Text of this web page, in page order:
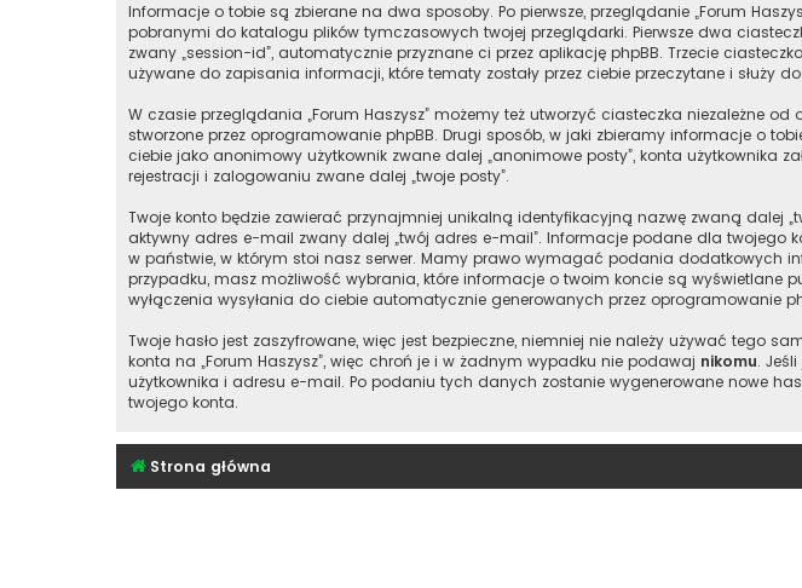
Informacje o tobie są zbierane na dwa sposoby. Po pierwsze, przeglądanie „Forum
pobranymi do katalogu plików tymczasowych twojej przeglądarki. Pierwsze dwa
zwany „session-id”, automatycznie przyznane ci przez aplikację phpBB. Trzecie
używane do zapisania informacji, które tematy zostały przez ciebie przeczytane i służy
W czasie przeglądania „Forum Haszysz” możemy też utworzyć ciasteczka niezależne
stworzone przez oprogramowanie phpBB. Drugi sposób, w jaki zbieramy informacje o
ciebie jako anonimowy użytkownik zwane dalej „anonimowe posty”, konta użytkownika
rejestracji i zalogowaniu zwane dalej „twoje posty”.
Twoje konto będzie zawierać przynajmniej unikalną identyfikacyjną nazwę zwaną dalej
aktywny adres e-mail zwany dalej „twój adres e-mail”. Informacje podane dla twojego
w państwie, w którym stoi nasz serwer. Mamy prawo wymagać podania dodatkowych
przypadku, masz możliwość wybrania, które informacje o twoim koncie są wyświetlane
wyłączenia wysyłania do ciebie automatycznie generowanych przez oprogramowanie
Twoje hasło jest zaszyfrowane, więc jest bezpieczne, niemniej nie należy używać tego
konta na „Forum Haszysz”, więc chroń je i w żadnym wypadku nie podawaj nikomu.
użytkownika i adresu e-mail. Po podaniu tych danych zostanie wygenerowane nowe
twojego konta.
Strona główna